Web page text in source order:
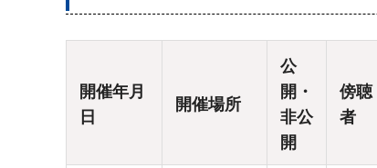
開催年月
日
開催場所
公
開・
非公
開
傍聴
者